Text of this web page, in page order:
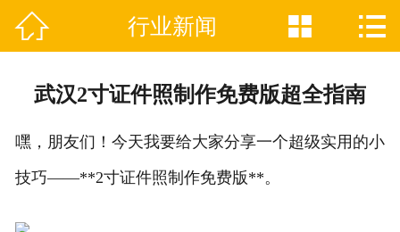
网站首页
 行业新闻  
武汉2寸证件照制作免费版超全指南
嘿，朋友们！今天我要给大家分享一个超级实用的小
技巧——**2寸证件照制作免费版**。